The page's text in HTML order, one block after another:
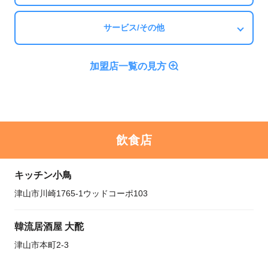
サービス/その他
加盟店一覧の見方
飲食店
キッチン小鳥
津山市川崎1765-1ウッドコーポ103
韓流居酒屋 大酡
津山市本町2-3